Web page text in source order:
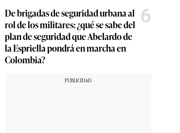
De brigadas de seguridad urbana al
rol de los militares: ¿qué se sabe del
plan de seguridad que Abelardo de
la Espriella pondrá en marcha en
Colombia?
6